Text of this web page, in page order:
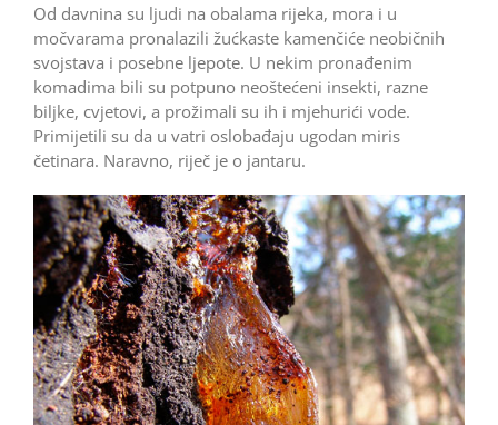
Od davnina su ljudi na obalama rijeka, mora i u
močvarama pronalazili žućkaste kamenčiće neobičnih
svojstava i posebne ljepote. U nekim pronađenim
komadima bili su potpuno neoštećeni insekti, razne
biljke, cvjetovi, a prožimali su ih i mjehurići vode.
Primijetili su da u vatri oslobađaju ugodan miris
četinara. Naravno, riječ je o jantaru.